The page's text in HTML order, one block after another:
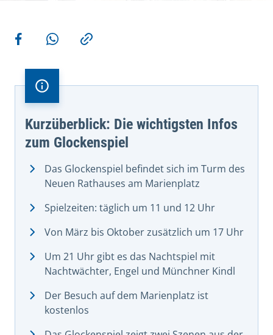
Weitere Aktionen
Teilen auf Facebook
Teilen via WhatsApp
Kopieren
Kurzüberblick: Die wichtigsten Infos
zum Glockenspiel
Das Glockenspiel befindet sich im Turm des
Neuen Rathauses am Marienplatz
Spielzeiten: täglich um 11 und 12 Uhr
Von März bis Oktober zusätzlich um 17 Uhr
Um 21 Uhr gibt es das Nachtspiel mit
Nachtwächter, Engel und Münchner Kindl
Der Besuch auf dem Marienplatz ist
kostenlos